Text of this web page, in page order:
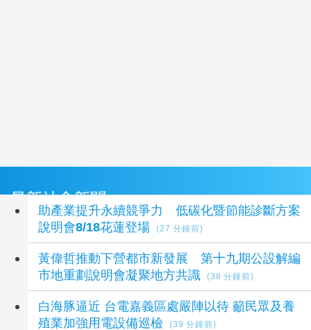
最新社會新聞
助產業提升永續競爭力 低碳化暨節能診斷方案
說明會8/18花蓮登場
(27 分鐘前)
黃偉哲推動下營都市新發展 第十九期公設解編
市地重劃說明會凝聚地方共識
(38 分鐘前)
白海豚逼近 台電嘉義區處嚴陣以待 籲民眾及養
殖業加強用電設備巡檢
(39 分鐘前)